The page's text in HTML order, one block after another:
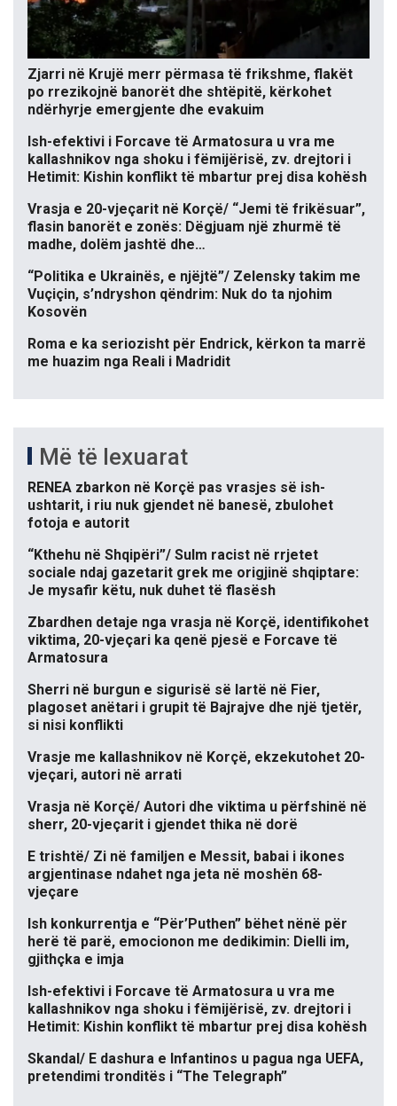
Zjarri në Krujë merr përmasa të frikshme, flakët
po rrezikojnë banorët dhe shtëpitë, kërkohet
ndërhyrje emergjente dhe evakuim
Ish-efektivi i Forcave të Armatosura u vra me
kallashnikov nga shoku i fëmijërisë, zv. drejtori i
Hetimit: Kishin konflikt të mbartur prej disa kohësh
Vrasja e 20-vjeçarit në Korçë/ “Jemi të frikësuar”,
flasin banorët e zonës: Dëgjuam një zhurmë të
madhe, dolëm jashtë dhe…
“Politika e Ukrainës, e njëjtë”/ Zelensky takim me
Vuçiçin, s’ndryshon qëndrim: Nuk do ta njohim
Kosovën
Roma e ka seriozisht për Endrick, kërkon ta marrë
me huazim nga Reali i Madridit
Më të lexuarat
RENEA zbarkon në Korçë pas vrasjes së ish-
ushtarit, i riu nuk gjendet në banesë, zbulohet
fotoja e autorit
“Kthehu në Shqipëri”/ Sulm racist në rrjetet
sociale ndaj gazetarit grek me origjinë shqiptare:
Je mysafir këtu, nuk duhet të flasësh
Zbardhen detaje nga vrasja në Korçë, identifikohet
viktima, 20-vjeçari ka qenë pjesë e Forcave të
Armatosura
Sherri në burgun e sigurisë së lartë në Fier,
plagoset anëtari i grupit të Bajrajve dhe një tjetër,
si nisi konflikti
Vrasje me kallashnikov në Korçë, ekzekutohet 20-
vjeçari, autori në arrati
Vrasja në Korçë/ Autori dhe viktima u përfshinë në
sherr, 20-vjeçarit i gjendet thika në dorë
E trishtë/ Zi në familjen e Messit, babai i ikones
argjentinase ndahet nga jeta në moshën 68-
vjeçare
Ish konkurrentja e “Për’Puthen” bëhet nënë për
herë të parë, emocionon me dedikimin: Dielli im,
gjithçka e imja
Ish-efektivi i Forcave të Armatosura u vra me
kallashnikov nga shoku i fëmijërisë, zv. drejtori i
Hetimit: Kishin konflikt të mbartur prej disa kohësh
Skandal/ E dashura e Infantinos u pagua nga UEFA,
pretendimi tronditës i “The Telegraph”